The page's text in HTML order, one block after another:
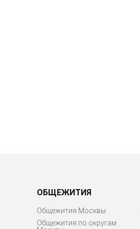
ОБЩЕЖИТИЯ
Общежития Москвы
Общежития по округам